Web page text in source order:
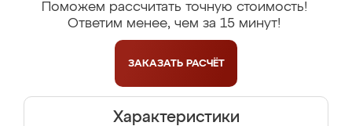
Поможем рассчитать точную стоимость!
Ответим менее, чем за 15 минут!
ЗАКАЗАТЬ РАСЧЁТ
Характеристики